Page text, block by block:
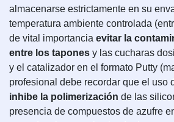
almacenarse estrictamente en su
temperatura ambiente controlada
de vital importancia evitar la
entre los tapones y las cucharas
y el catalizador en el formato Putty
profesional debe recordar que el uso
inhibe la polimerización de las
presencia de compuestos de azufre